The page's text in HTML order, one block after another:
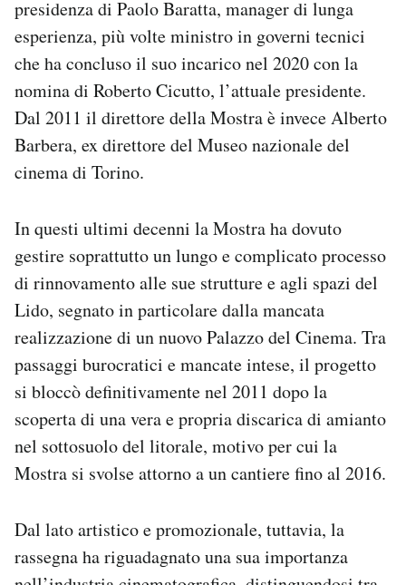
presidenza di Paolo Baratta, manager di lunga
esperienza, più volte ministro in governi tecnici
che ha concluso il suo incarico nel 2020 con la
nomina di Roberto Cicutto, l’attuale presidente.
Dal 2011 il direttore della Mostra è invece Alberto
Barbera, ex direttore del Museo nazionale del
cinema di Torino.
In questi ultimi decenni la Mostra ha dovuto
gestire soprattutto un lungo e complicato processo
di rinnovamento alle sue strutture e agli spazi del
Lido, segnato in particolare dalla mancata
realizzazione di un nuovo Palazzo del Cinema. Tra
passaggi burocratici e mancate intese, il progetto
si bloccò definitivamente nel 2011 dopo la
scoperta di una vera e propria discarica di amianto
nel sottosuolo del litorale, motivo per cui la
Mostra si svolse attorno a un cantiere fino al 2016.
Dal lato artistico e promozionale, tuttavia, la
rassegna ha riguadagnato una sua importanza